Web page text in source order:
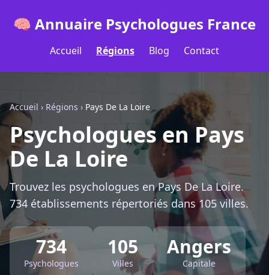
🧠 Annuaire Psychologues France
Accueil Régions Blog Contact
Accueil › Régions › Pays De La Loire
Psychologues en Pays
De La Loire
Trouvez les psychologues en Pays De La Loire.
734 établissements répertoriés dans 105 villes.
734
Psychologues
105
Villes
Angers
Capitale